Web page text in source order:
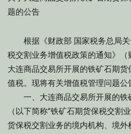
题的公告
根据《财政部 国家税务总局关
税交割业务增值税政策的通知》（
大连商品交易所开展的铁矿石期
值税。现将有关增值税管理问题公
一、大连商品交易所开展的铁
（以下简称“铁矿石期货保税交割
货保税交割业务的境内机构、境